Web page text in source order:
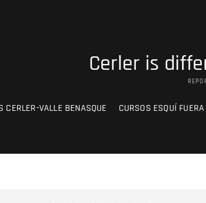
Cerler is
CERLER-VALLE BENASQUE CURSOS ESQUÍ